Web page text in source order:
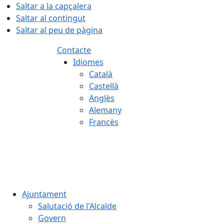
Saltar a la capçalera
Saltar al contingut
Saltar al peu de pàgina
Contacte
Idiomes
Català
Castellà
Anglès
Alemany
Francès
Ajuntament
Salutació de l'Alcalde
Govern